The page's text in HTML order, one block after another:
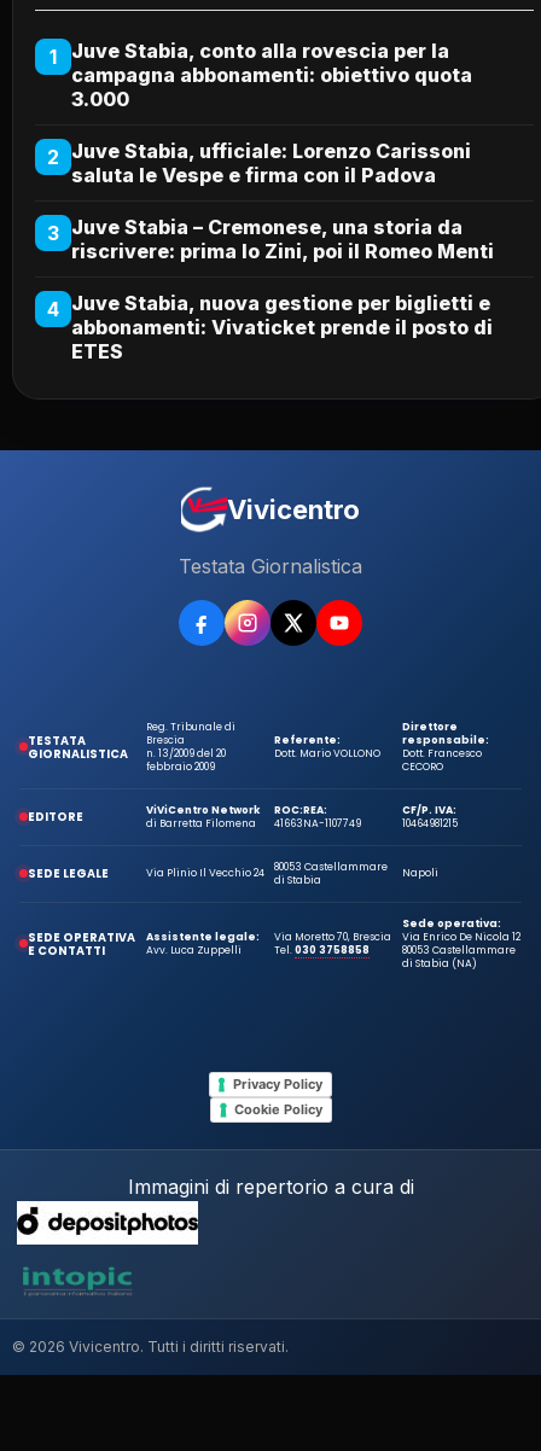
1
Juve Stabia, conto alla rovescia per la
campagna abbonamenti: obiettivo quota
3.000
2 Juve Stabia, ufficiale: Lorenzo Carissoni
saluta le Vespe e firma con il Padova
3 Juve Stabia – Cremonese, una storia da
riscrivere: prima lo Zini, poi il Romeo Menti
4 Juve Stabia, nuova gestione per biglietti e
abbonamenti: Vivaticket prende il posto di
ETES
Vivicentro
Testata Giornalistica
TESTATA
GIORNALISTICA
Reg. Tribunale di
Brescia
n. 13/2009 del 20
febbraio 2009
Referente:
Dott. Mario VOLLONO
Direttore
responsabile:
Dott. Francesco
CECORO
EDITORE
ViViCentro Network
di Barretta Filomena
ROC:
41663
REA:
NA-1107749
CF/P. IVA:
10464981215
SEDE LEGALE Via Plinio Il Vecchio 24
80053 Castellammare
di Stabia
Napoli
SEDE OPERATIVA
E CONTATTI
Assistente legale:
Avv. Luca Zuppelli
Via Moretto 70, Brescia
Tel.030 3758858
Sede operativa:
Via Enrico De Nicola 12
80053 Castellammare
di Stabia (NA)
Privacy Policy
Cookie Policy
Immagini di repertorio a cura di
© 2026 Vivicentro. Tutti i diritti riservati.